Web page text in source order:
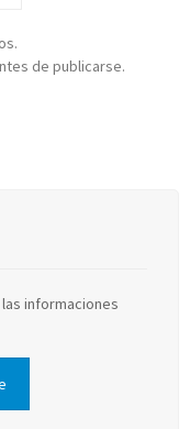
de publicarse.
informaciones